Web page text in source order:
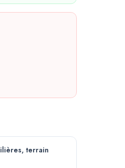
terrain